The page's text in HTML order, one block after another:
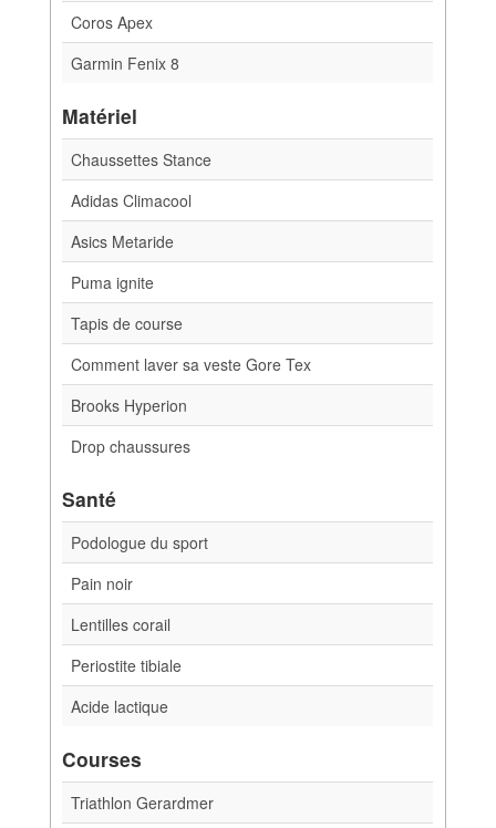
Coros Apex
Garmin Fenix 8
Matériel
Chaussettes Stance
Adidas Climacool
Asics Metaride
Puma ignite
Tapis de course
Comment laver sa veste Gore Tex
Brooks Hyperion
Drop chaussures
Santé
Podologue du sport
Pain noir
Lentilles corail
Periostite tibiale
Acide lactique
Courses
Triathlon Gerardmer